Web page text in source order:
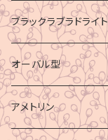
ブラックラブラドライト
オーバル型
アメトリン